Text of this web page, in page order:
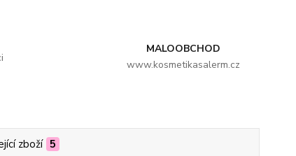
MALOOBCHOD
www.kosmetikasalerm.cz
zboží 5